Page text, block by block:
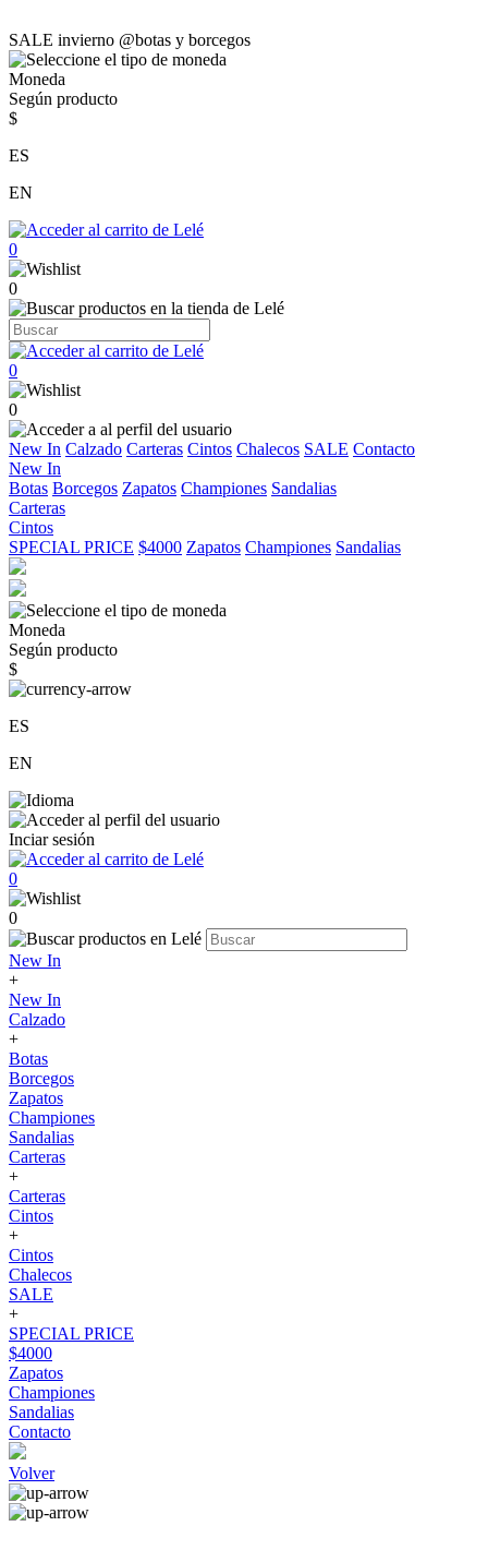
SALE invierno @botas y borcegos
Moneda
Según producto
$
ES
EN
0
0
0
0
New In Calzado Carteras Cintos Chalecos SALE Contacto
New In
Botas Borcegos Zapatos Championes Sandalias
Carteras
Cintos
SPECIAL PRICE $4000 Zapatos Championes Sandalias
Moneda
Según producto
$
ES
EN
Inciar sesión
0
0
New In
+
New In
Calzado
+
Botas
Borcegos
Zapatos
Championes
Sandalias
Carteras
+
Carteras
Cintos
+
Cintos
Chalecos
SALE
+
SPECIAL PRICE
$4000
Zapatos
Championes
Sandalias
Contacto
Volver